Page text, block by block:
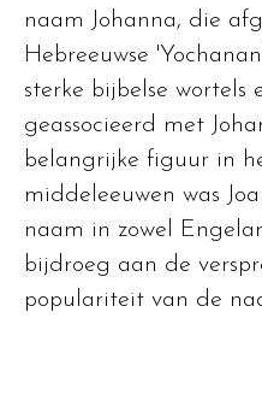
naam Johanna, die
Hebreeuwse
sterke bijbelse wortels
geassocieerd met
belangrijke figuur in
middeleeuwen was
naam in zowel
bijdroeg aan de
populariteit van de